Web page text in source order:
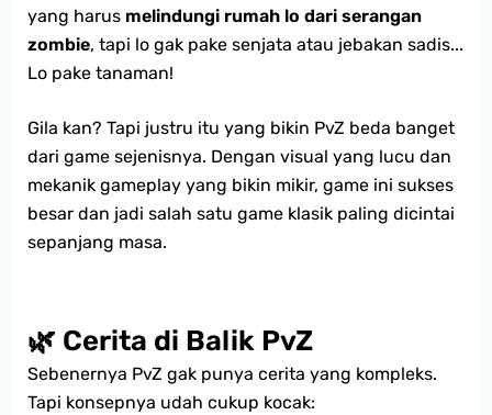
yang harus melindungi rumah lo dari serangan
zombie, tapi lo gak pake senjata atau jebakan sadis...
Lo pake tanaman!
Gila kan? Tapi justru itu yang bikin PvZ beda banget
dari game sejenisnya. Dengan visual yang lucu dan
mekanik gameplay yang bikin mikir, game ini sukses
besar dan jadi salah satu game klasik paling dicintai
sepanjang masa.
🌿 Cerita di Balik PvZ
Sebenernya PvZ gak punya cerita yang kompleks.
Tapi konsepnya udah cukup kocak: